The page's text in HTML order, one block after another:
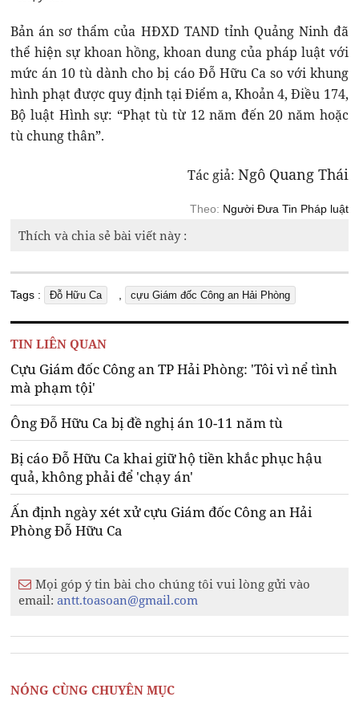
Bản án sơ thẩm của HĐXD TAND tỉnh Quảng Ninh đã
thể hiện sự khoan hồng, khoan dung của pháp luật với
mức án 10 tù dành cho bị cáo Đỗ Hữu Ca so với khung
hình phạt được quy định tại Điểm a, Khoản 4, Điều 174,
Bộ luật Hình sự: “Phạt tù từ 12 năm đến 20 năm hoặc
tù chung thân”.
Tác giả: Ngô Quang Thái
Theo: Người Đưa Tin Pháp luật
Thích và chia sẻ bài viết này :
Tags : Đỗ Hữu Ca cựu Giám đốc Công an Hải Phòng
TIN LIÊN QUAN
Cựu Giám đốc Công an TP Hải Phòng: 'Tôi vì nể tình
mà phạm tội'
Ông Đỗ Hữu Ca bị đề nghị án 10-11 năm tù
Bị cáo Đỗ Hữu Ca khai giữ hộ tiền khắc phục hậu
quả, không phải để 'chạy án'
Ấn định ngày xét xử cựu Giám đốc Công an Hải
Phòng Đỗ Hữu Ca
Mọi góp ý tin bài cho chúng tôi vui lòng gửi vào
email:antt.toasoan@gmail.com
NÓNG CÙNG CHUYÊN MỤC